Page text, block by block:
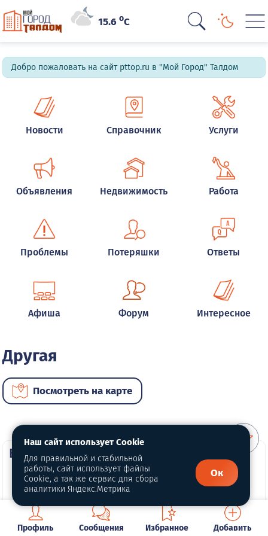
15.6oC
Добро пожаловать на сайт pttop.ru в "Мой Город" Талдом
Новости Справочник Услуги
Объявления Недвижимость Работа
Проблемы Потеряшки Ответы
Афиша Форум Интересное
Другая
Посмотреть на карте
ВИП автомобили
Профиль Сообщения Избранное Добавить
Наш сайт использует Cookie
Для правильной и стабильной
работы, сайт использует файлы
Cookie, а так же сервис для сбора
аналитики Яндекс.Метрика
Ок